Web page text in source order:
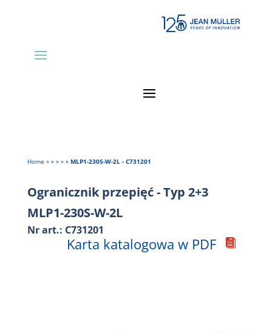
Home » » » » » MLP1-230S-W-2L - C731201
Ogranicznik przepięć - Typ 2+3
MLP1-230S-W-2L
Nr art.: C731201

Karta katalogowa w PDF